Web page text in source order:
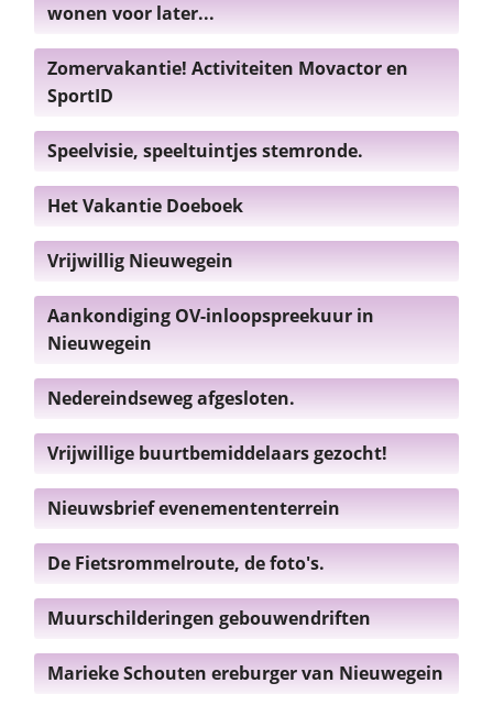
wonen voor later...
Zomervakantie! Activiteiten Movactor en
SportID
Speelvisie, speeltuintjes stemronde.
Het Vakantie Doeboek
Vrijwillig Nieuwegein
Aankondiging OV-inloopspreekuur in
Nieuwegein
Nedereindseweg afgesloten.
Vrijwillige buurtbemiddelaars gezocht!
Nieuwsbrief evenemententerrein
De Fietsrommelroute, de foto's.
Muurschilderingen gebouwendriften
Marieke Schouten ereburger van Nieuwegein